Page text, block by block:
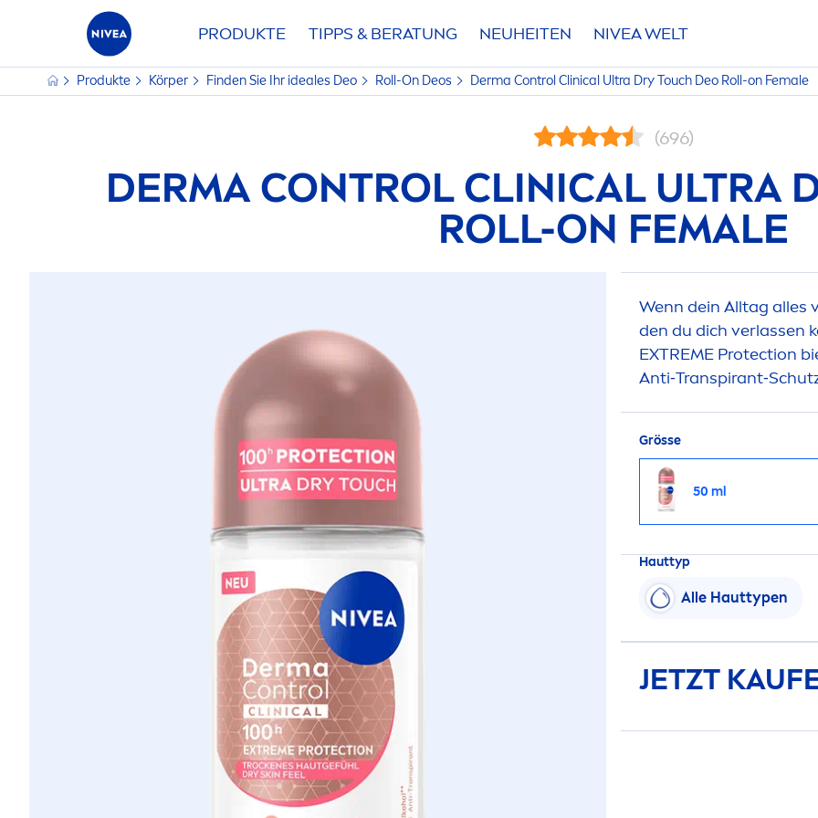
PRODUKTE TIPPS & BERATUNG NEUHEITEN NIVEAWELT
Produkte Körper Finden Sie Ihr ideales Deo Roll-On Deos Derma Control Clinical Ultra Dry Touch Deo Roll-on Female
(696)
DERMA CONTROL CLINICAL ULTRA
ROLL-ON FEMALE
Wenn dein Alltag alles
den du dich verlassen
EXTREME Protection
Grösse
50 ml
Hauttyp
Alle Hauttypen
JETZT